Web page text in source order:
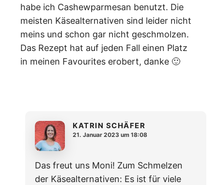
habe ich Cashewparmesan benutzt. Die
meisten Käsealternativen sind leider nicht
meins und schon gar nicht geschmolzen.
Das Rezept hat auf jeden Fall einen Platz
in meinen Favourites erobert, danke 🙂
KATRIN SCHÄFER
21. Januar 2023 um 18:08
Das freut uns Moni! Zum Schmelzen
der Käsealternativen: Es ist für viele